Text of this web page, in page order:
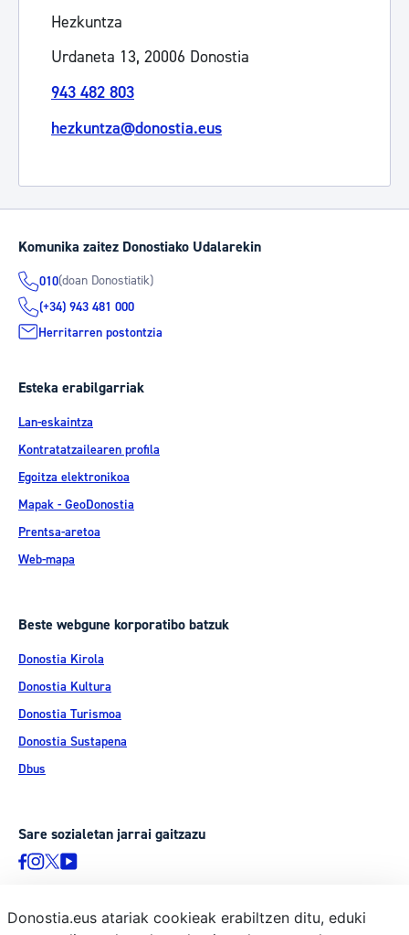
Hezkuntza
Urdaneta 13, 20006 Donostia
943 482 803
hezkuntza@donostia.eus
Komunika zaitez Donostiako Udalarekin
010(doan Donostiatik)
(+34) 943 481 000
Herritarren postontzia
Esteka erabilgarriak
Lan-eskaintza
Kontratatzailearen profila
Egoitza elektronikoa
Mapak - GeoDonostia
Prentsa-aretoa
Web-mapa
Beste webgune korporatibo batzuk
Donostia Kirola
Donostia Kultura
Donostia Turismoa
Donostia Sustapena
Dbus
Sare sozialetan jarrai gaitzazu
Donostia.eus atariak cookieak erabiltzen ditu, eduki